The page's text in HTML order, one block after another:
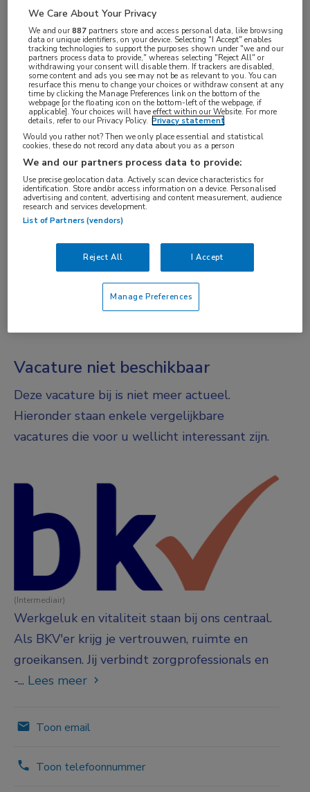
Artsen
FUNCTIE
Jeugdarts
BRANCHE
Overige
AANSTELLING
Vaste aanstelling
PLAATSINGSDATUM
14 november 2025
NIVEAU
Vacature niet beschikbaar
Deze vacature bij is niet meer actueel.
Hieronder staan enkele vergelijkbare
vacatures die voor u wellicht interessant zijn.
(Intermediair)
Werkgeluk en vitaliteit staan bij ons centraal.
Als BKV'er krijg je vertrouwen, ruimte en
groeikansen. Jij verbindt zorgprofessionals en
-... Lees meer
Toon email
Toon telefoonnummer
We Care About Your Privacy
We and our887 partners store and access personal data, like browsing
data or unique identifiers, on your device. Selecting "I Accept" enables
tracking technologies to support the purposes shown under "we and our
partners process data to provide," whereas selecting "Reject All" or
withdrawing your consent will disable them. If trackers are disabled,
some content and ads you see may not be as relevant to you. You can
resurface this menu to change your choices or withdraw consent at any
time by clicking the Manage Preferences link on the bottom of the
webpage [or the floating icon on the bottom-left of the webpage, if
applicable]. Your choices will have effect within our Website. For more
details, refer to our Privacy Policy. Privacy statement
Would you rather not? Then we only place essential and statistical
cookies, these do not record any data about you as a person
We and our partners process data to provide:
Use precise geolocation data. Actively scan device characteristics for
identification. Store and/or access information on a device. Personalised
advertising and content, advertising and content measurement, audience
research and services development.
List of Partners (vendors)
Reject All I Accept
Manage Preferences